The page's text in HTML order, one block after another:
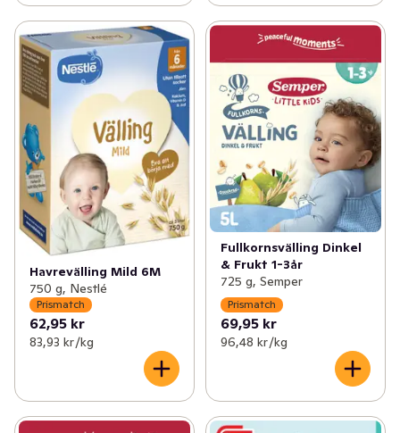
Havrevälling Mild 6M
750 g, Nestlé
Prismatch
62,95 kr
83,93 kr /kg
Fullkornsvälling Dinkel
& Frukt 1-3år
725 g, Semper
Prismatch
69,95 kr
96,48 kr /kg